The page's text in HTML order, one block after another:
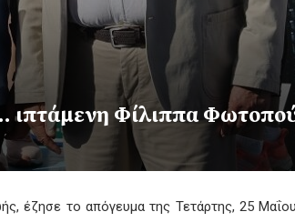
ιπτάμενη Φίλιππα
έζησε το απόγευμα της Τετάρτης, 25